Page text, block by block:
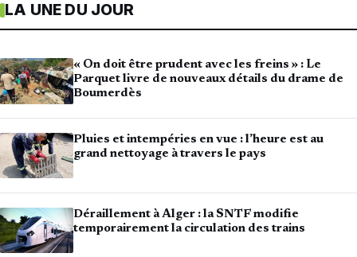
LA UNE DU JOUR
« On doit être prudent avec les freins » : Le
Parquet livre de nouveaux détails du drame de
Boumerdès
Pluies et intempéries en vue : l’heure est au
grand nettoyage à travers le pays
Déraillement à Alger : la SNTF modifie
temporairement la circulation des trains